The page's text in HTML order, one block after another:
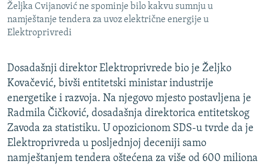
Željka Cvijanović ne spominje bilo kakvu sumnju u
namještanje tendera za uvoz električne energije u
Elektroprivredi
Dosadašnji direktor Elektroprivrede bio je Željko
Kovačević, bivši entitetski ministar industrije
energetike i razvoja. Na njegovo mjesto postavljena je
Radmila Čičković, dosadašnja direktorica entitetskog
Zavoda za statistiku. U opozicionom SDS-u tvrde da je
Elektroprivreda u posljednjoj deceniji samo
namještanjem tendera oštećena za više od 600 miliona